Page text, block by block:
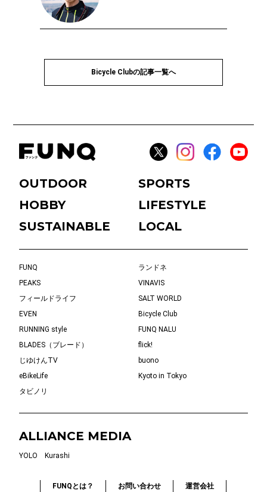
Bicycle Clubの記事一覧へ
OUTDOOR
SPORTS
HOBBY
LIFESTYLE
SUSTAINABLE
LOCAL
FUNQ
ランドネ
PEAKS
VINAVIS
フィールドライフ
SALT WORLD
EVEN
Bicycle Club
RUNNING style
FUNQ NALU
BLADES（ブレード）
flick!
じゆけんTV
buono
eBikeLife
Kyoto in Tokyo
タビノリ
ALLIANCE MEDIA
YOLO Kurashi
FUNQとは？ お問い合わせ 運営会社